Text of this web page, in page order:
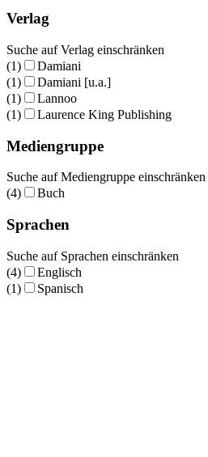
Verlag
Suche auf Verlag einschränken
(1)
Damiani
(1)
Damiani [u.a.]
(1)
Lannoo
(1)
Laurence King Publishing
Mediengruppe
Suche auf Mediengruppe einschränken
(4)
Buch
Sprachen
Suche auf Sprachen einschränken
(4)
Englisch
(1)
Spanisch